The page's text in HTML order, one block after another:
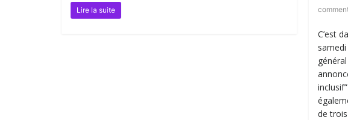
Lire la suite
C’est
de